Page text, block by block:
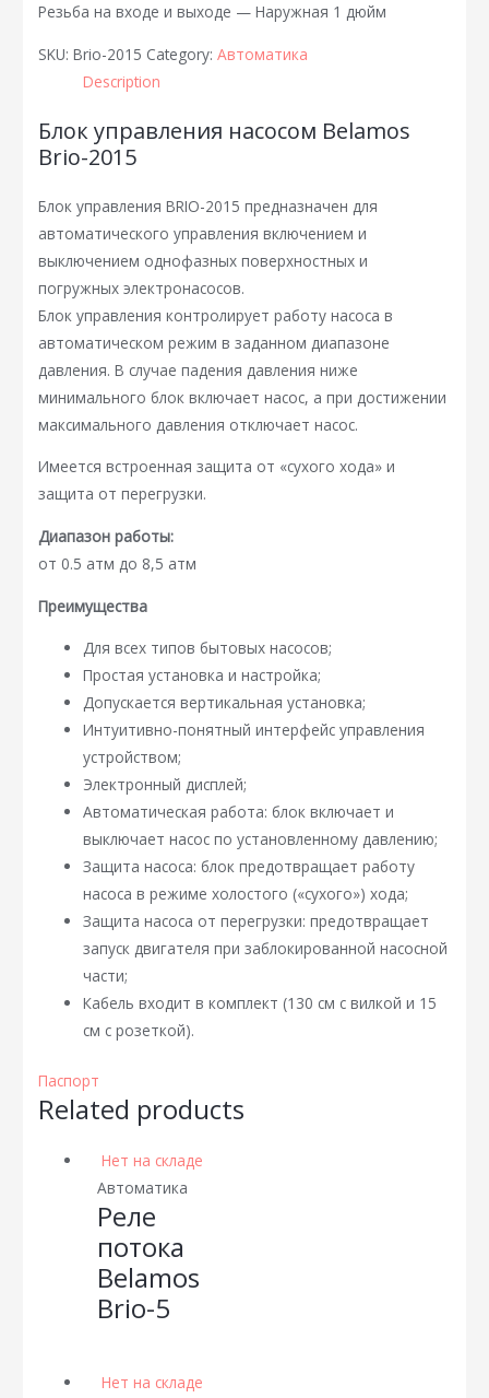
Резьба на входе и выходе — Наружная 1 дюйм
SKU: Brio-2015 Category: Автоматика
Description
Блок управления насосом Belamos
Brio-2015
Блок управления BRIO-2015 предназначен для
автоматического управления включением и
выключением однофазных поверхностных и
погружных электронасосов.
Блок управления контролирует работу насоса в
автоматическом режим в заданном диапазоне
давления. В случае падения давления ниже
минимального блок включает насос, а при достижении
максимального давления отключает насос.
Имеется встроенная защита от «сухого хода» и
защита от перегрузки.
Диапазон работы:
от 0.5 атм до 8,5 атм
Преимущества
Для всех типов бытовых насосов;
Простая установка и настройка;
Допускается вертикальная установка;
Интуитивно-понятный интерфейс управления
устройством;
Электронный дисплей;
Автоматическая работа: блок включает и
выключает насос по установленному давлению;
Защита насоса: блок предотвращает работу
насоса в режиме холостого («сухого») хода;
Защита насоса от перегрузки: предотвращает
запуск двигателя при заблокированной насосной
части;
Кабель входит в комплект (130 см с вилкой и 15
см с розеткой).
Паспорт
Related products
Нет на складе
Автоматика
Реле
потока
Belamos
Brio-5
Нет на складе